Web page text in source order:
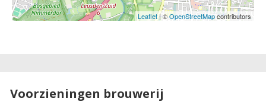
Leaflet| ©OpenStreetMapcontributors
Voorzieningen brouwerij